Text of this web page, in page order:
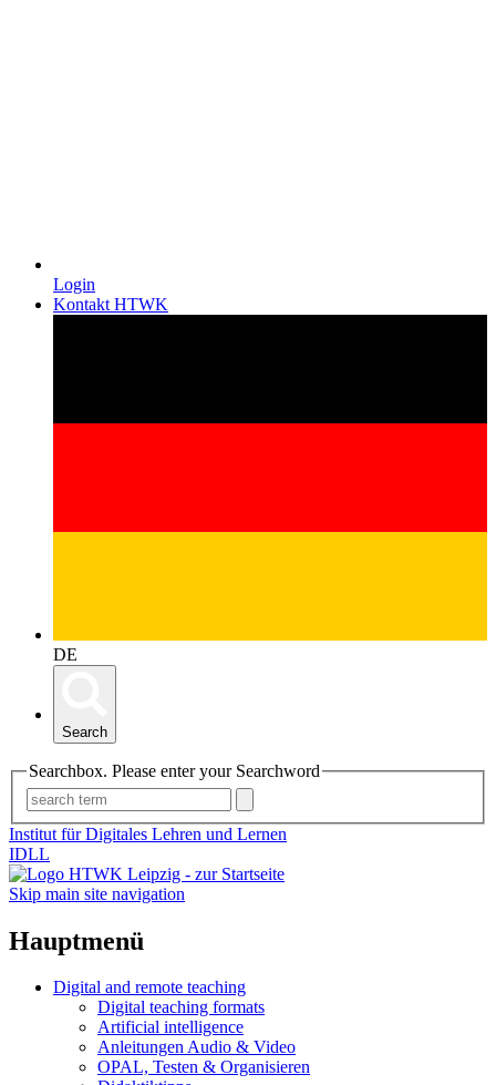
Login
Kontakt HTWK
DE
Search
Searchbox. Please enter your Searchword
Institut für Digitales Lehren und Lernen
IDLL
Skip main site navigation
Hauptmenü
Digital and remote teaching
Digital teaching formats
Artificial intelligence
Anleitungen Audio & Video
OPAL, Testen & Organisieren